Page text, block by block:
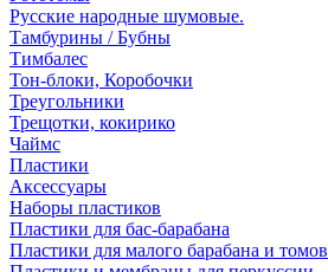
Русские народные шумовые.
Тамбурины / Бубны
Тимбалес
Тон-блоки, Коробочки
Треугольники
Трещотки, кокирико
Чаймс
Пластики
Аксессуары
Наборы пластиков
Пластики для бас-барабана
Пластики для малого барабана и томов